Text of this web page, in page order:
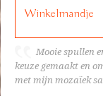
Winkelmandje
Mooie spullen
keuze gemaakt en
met mijn mozaïek